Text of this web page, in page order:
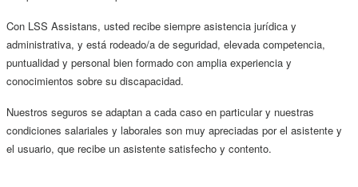
Con LSS Assistans, usted recibe siempre asistencia jurídica y
administrativa, y está rodeado/a de seguridad, elevada competencia,
puntualidad y personal bien formado con amplia experiencia y
conocimientos sobre su discapacidad.
Nuestros seguros se adaptan a cada caso en particular y nuestras
condiciones salariales y laborales son muy apreciadas por el asistente y
el usuario, que recibe un asistente satisfecho y contento.